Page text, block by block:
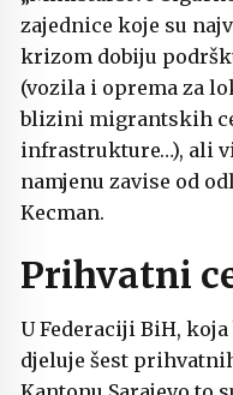
zajednice koje su
krizom dobiju
(vozila i oprema za
blizini migrantskih
infrastrukture…), ali
namjenu zavise od
Kecman.
Prihvatni
U Federaciji BiH,
djeluje šest